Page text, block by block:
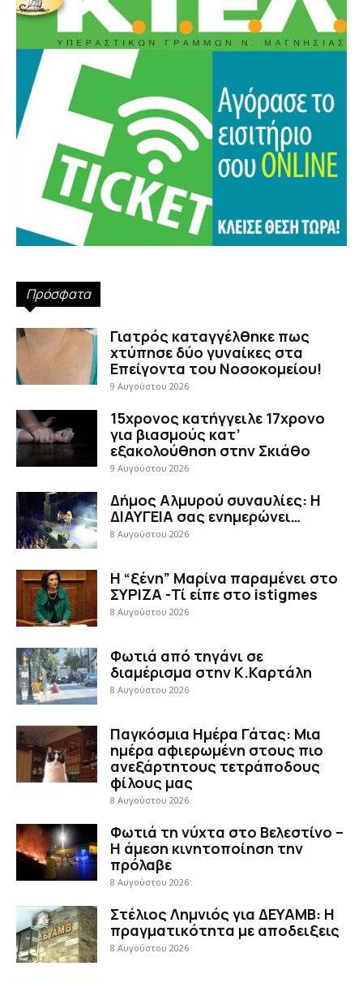
Πρόσφατα
Γιατρός καταγγέλθηκε πως
χτύπησε δύο γυναίκες στα
Επείγοντα του Νοσοκομείου!
9 Αυγούστου 2026
15χρονος κατήγγειλε 17χρονο
για βιασμούς κατ’
εξακολούθηση στην Σκιάθο
9 Αυγούστου 2026
Δήμος Αλμυρού συναυλίες: Η
ΔΙΑΥΓΕΙΑ σας ενημερώνει…
8 Αυγούστου 2026
Η “ξένη” Μαρίνα παραμένει στο
ΣΥΡΙΖΑ -Τί είπε στο istigmes
8 Αυγούστου 2026
Φωτιά από τηγάνι σε
διαμέρισμα στην Κ.Καρτάλη
8 Αυγούστου 2026
Παγκόσμια Ημέρα Γάτας: Μια
ημέρα αφιερωμένη στους πιο
ανεξάρτητους τετράποδους
φίλους μας
8 Αυγούστου 2026
Φωτιά τη νύχτα στο Βελεστίνο –
Η άμεση κινητοποίηση την
πρόλαβε
8 Αυγούστου 2026
Στέλιος Λημνιός για ΔΕΥΑΜΒ: Η
πραγματικότητα με αποδειξεις
8 Αυγούστου 2026